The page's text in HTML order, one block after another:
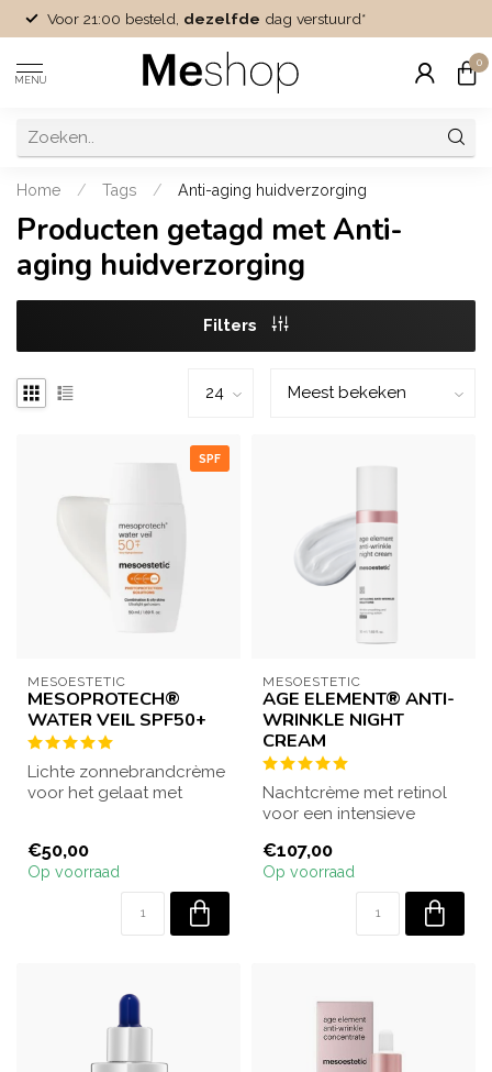
Voor 21:00 besteld, dezelfde dag verstuurd*
MENU
0
Home / Tags / Anti-aging huidverzorging
Producten getagd met Anti-
aging huidverzorging
Filters
SPF
MESOESTETIC
MESOPROTECH®
WATER VEIL SPF50+
Lichte zonnebrandcrème
voor het gelaat met
€50,00
Op voorraad
MESOESTETIC
AGE ELEMENT® ANTI-
WRINKLE NIGHT
CREAM
Nachtcrème met retinol
voor een intensieve
herstellende wer...
€107,00
Op voorraad